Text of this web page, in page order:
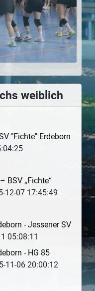
weiblich
"Fichte" Erdeborn
BSV „Fichte“
12-07 17:45:49
- Jessener SV
05:08:11
- HG 85
11-06 20:00:12